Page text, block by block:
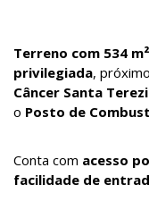
Terreno com 534 m²
privilegiada,
Câncer Santa
o Posto de
Conta com acesso
facilidade de